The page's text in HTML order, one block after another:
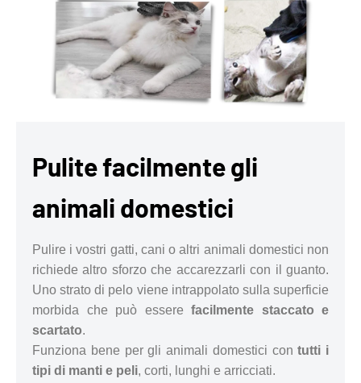
Pulite facilmente gli
animali domestici
Pulire i vostri gatti, cani o altri animali domestici non
richiede altro sforzo che accarezzarli con il guanto.
Uno strato di pelo viene intrappolato sulla superficie
morbida che può essere facilmente staccato e
scartato.
Funziona bene per gli animali domestici contutti i
tipi di manti e peli, corti, lunghi e arricciati.